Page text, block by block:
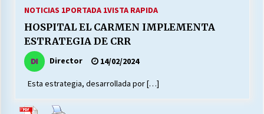
MUNICIPALIDAD, TRABAJADORES, CLIMA
LABORAL:
13/07/2026
Escuela hospitalaria El Carmen de Maipu.
NOTICIAS 1PORTADA 1VISTA RAPIDA
HOSPITAL EL CARMEN IMPLEMENTA
ESTRATEGIA DE CRR
Director 14/02/2024
Esta estrategia, desarrollada por […]